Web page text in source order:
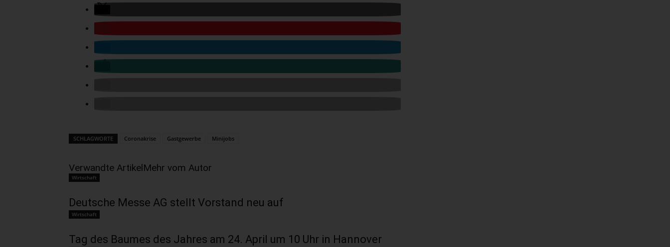
SCHLAGWORTE Coronakrise Gastgewerbe Minijobs
Verwandte ArtikelMehr vom Autor
Wirtschaft
Deutsche Messe AG stellt Vorstand neu auf
Wirtschaft
Tag des Baumes des Jahres am 24. April um 10 Uhr in Hannover